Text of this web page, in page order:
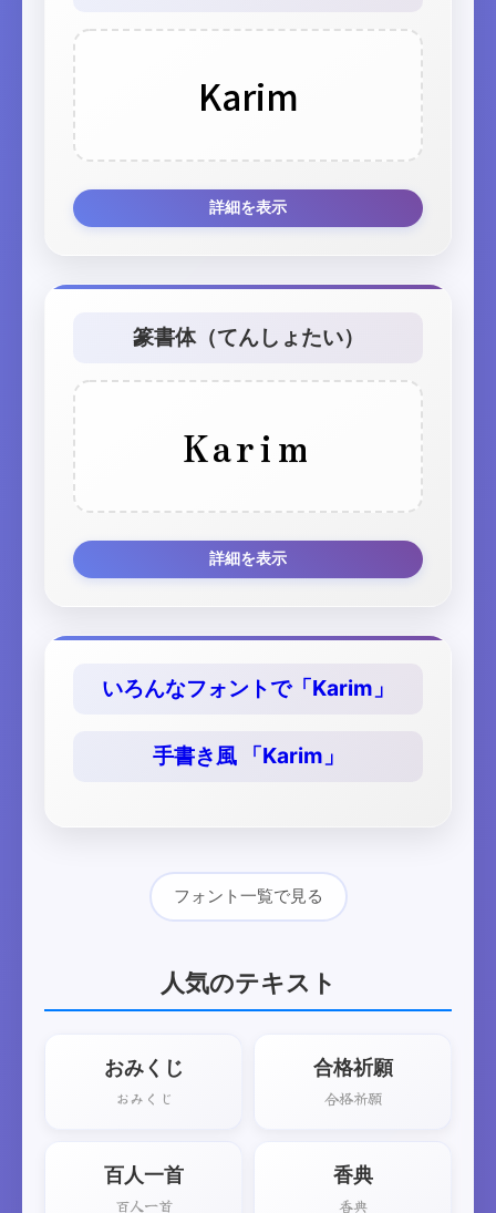
Karim
詳細を表示
篆書体（てんしょたい）
Karim
詳細を表示
いろんなフォントで「Karim」
手書き風 「Karim」
フォント一覧で見る
人気のテキスト
おみくじ
おみくじ
合格祈願
合格祈願
百人一首
百人一首
香典
香典